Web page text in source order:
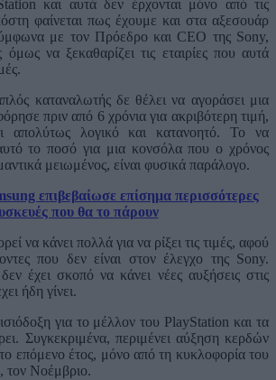
και αυτά δεν έρχονται μόνο από τις
φαίνεται πως έχουμε και στα αξεσουάρ
με τον Πρόεδρο και CEO της Sony,
να ξεκαθαρίζει τις εταιρίες που αυτά
καταναλωτής δε θέλει να αγοράσει μια
πριν από 6 χρόνια για ακριβότερη τιμή,
απολύτως λογικό και κατανοητό. Το να
το ποσό για μια κονσόλα που ο χρόνος
μειωμένος, είναι φυσικά παράλογο.
επιβεβαίωσε επίσημα περισσότερες
που θα το πάρουν
να κάνει πολλά για να ρίξει τις τιμές, αφού
που δεν είναι στον έλεγχο της Sony.
έχει σκοπό να κάνει νέες αυξήσεις στις
ήδη γίνει.
για το μέλλον του PlayStation και τα
Συγκεκριμένα, περιμένει αύξηση κερδών
επόμενο έτος, μόνο από τη κυκλοφορία του
Νοέμβριο.